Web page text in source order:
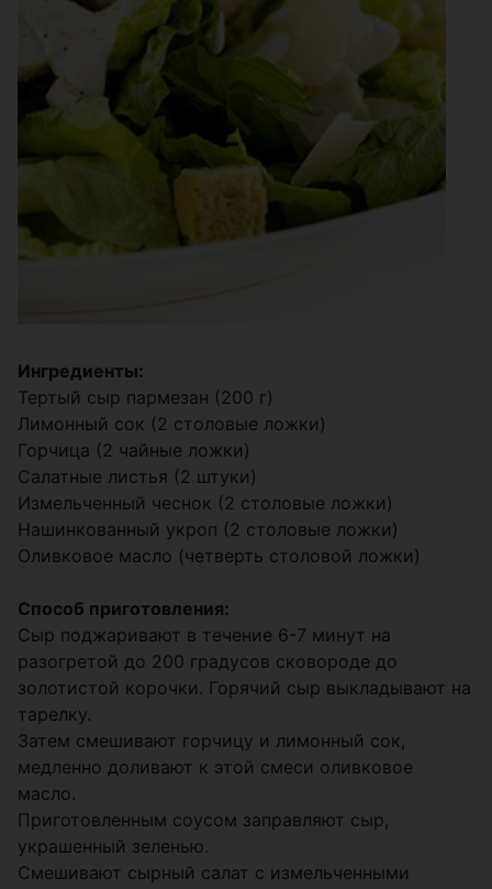
Ингредиенты:
Тертый сыр пармезан (200 г)
Лимонный сок (2 столовые ложки)
Горчица (2 чайные ложки)
Салатные листья (2 штуки)
Измельченный чеснок (2 столовые ложки)
Нашинкованный укроп (2 столовые ложки)
Оливковое масло (четверть столовой ложки)
Способ приготовления:
Сыр поджаривают в течение 6-7 минут на
разогретой до 200 градусов сковороде до
золотистой корочки. Горячий сыр выкладывают на
тарелку.
Затем смешивают горчицу и лимонный сок,
медленно доливают к этой смеси оливковое
масло.
Приготовленным соусом заправляют сыр,
украшенный зеленью.
Смешивают сырный салат с измельченными